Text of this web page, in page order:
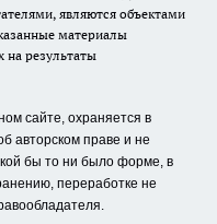
являются объектами
материалы
на результаты
сайте, охраняется в
авторском праве и не
бы то ни было форме, в
переработке не